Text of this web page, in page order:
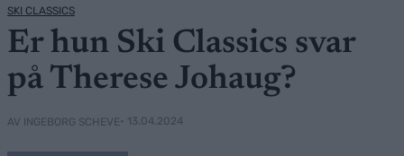
SKI CLASSICS
Er hun Ski Classics svar
på Therese Johaug?
AV INGEBORG SCHEVE• 13.04.2024